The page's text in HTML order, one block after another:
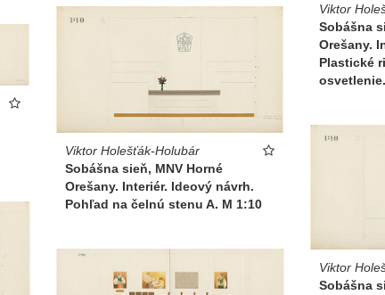
Viktor
Sobášna
Orešany.
Plastické
Viktor Holešťák-Holubár
Sobášna sieň, MNV Horné
Orešany. Interiér. Ideový návrh.
Pohľad na čelnú stenu A. M 1:10
Viktor
Sobášna